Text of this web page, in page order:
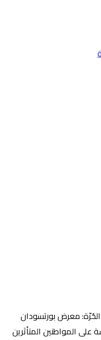
معرض بورتسودان
المواطنين المتأثرين